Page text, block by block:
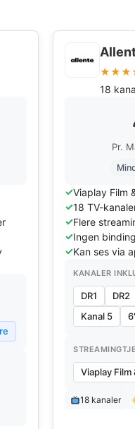
18
Pr.
Viaplay Film
18 TV-
Flere
Ingen binding
Kan ses via
KANALER
DR1 DR2
Kanal 5
Viaplay Film
18 kanaler